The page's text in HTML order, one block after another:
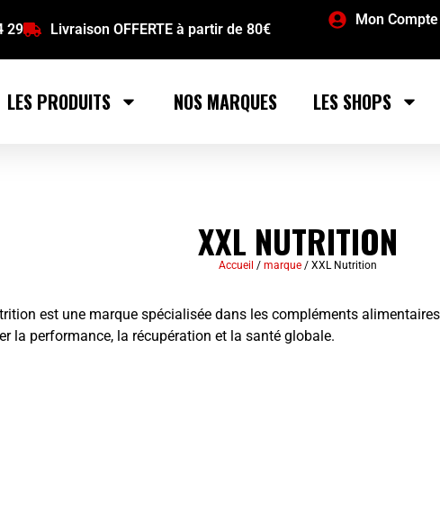
29 Livraison OFFERTE à partir de 80€
Mon Compte
LES PRODUITS NOS MARQUES LES SHOPS
XXL NUTRITION
Accueil / marque / XXL Nutrition
est une marque spécialisée dans les compléments
la performance, la récupération et la santé globale.